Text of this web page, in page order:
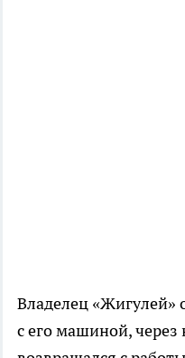
Владелец «Жигулей»
с его машиной, через